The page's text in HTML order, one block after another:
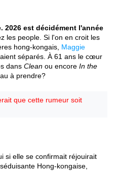
2026 est décidément l'année
les people. Si l'on en croit les
hong-kongais, Maggie
séparés. À 61 ans le cœur
dans Clean ou encore In the
à prendre?
que cette rumeur soit
si elle se confirmait réjouirait
Hong-kongaise,